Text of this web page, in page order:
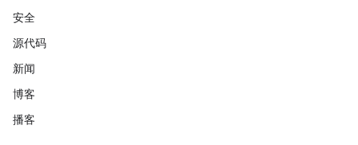
安全
源代码
新闻
博客
播客